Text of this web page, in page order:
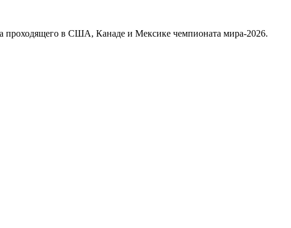
проходящего в США, Канаде и Мексике чемпионата мира-2026.